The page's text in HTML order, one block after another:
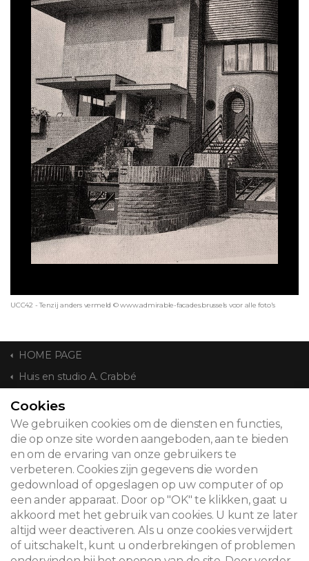
UCC42 - Tenzij anders vermeld © www.admirable-facades.brussels voor alle foto's
HOME PAGE
Huis en studio A. Crabbé
CONTACT
© 2026
Juridische kennisgeving
Newsletter
Cookies
We gebruiken cookies om de diensten en functies,
die op onze site worden aangeboden, aan te bieden
en om de ervaring van onze gebruikers te
verbeteren. Cookies zijn gegevens die worden
gedownload of opgeslagen op uw computer of op
een ander apparaat. Door op "OK" te klikken, gaat u
akkoord met het gebruik van cookies. U kunt ze later
altijd weer deactiveren. Als u onze cookies verwijdert
of uitschakelt, kunt u onderbrekingen of problemen